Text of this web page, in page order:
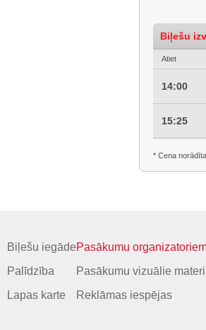
Biļešu
Atiet
14:00
15:25
* Cena
Biļešu iegāde
Palīdzība
Lapas karte
Pasākumu
Pasākumu vizuālie
Reklāmas iespējas